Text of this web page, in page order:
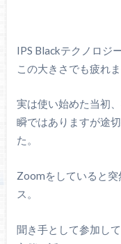
IPS Blackテクノロジ
この大きさでも疲れま
実は使い始めた当初
瞬ではありますが途
た。
Zoomをしていると
ス。
聞き手として参加し